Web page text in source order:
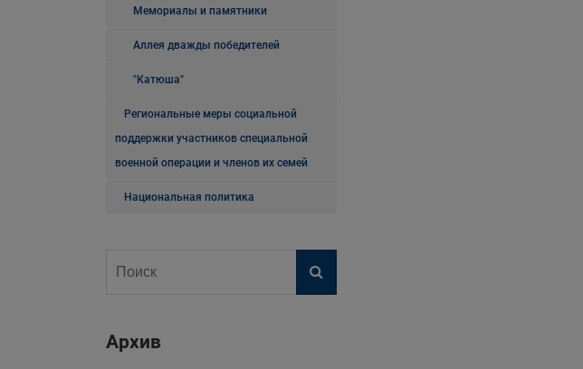
Мемориалы и памятники
Аллея дважды победителей
"Катюша"
Региональные меры социальной
поддержки участников специальной
военной операции и членов их семей
Национальная политика
Архив